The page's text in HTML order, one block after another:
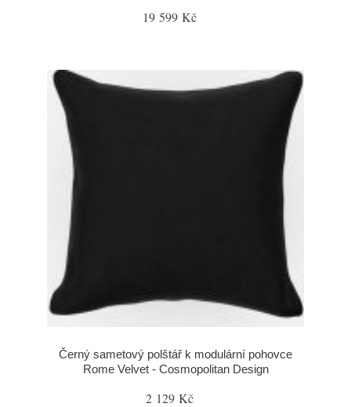
19 599 Kč
Černý sametový polštář k modulární pohovce
Rome Velvet - Cosmopolitan Design
2 129 Kč